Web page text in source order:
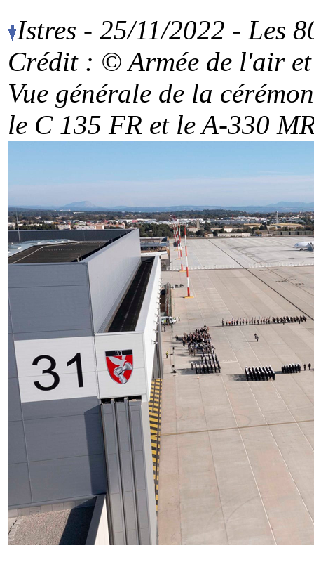
Istres - 25/11/2022 - Les
Crédit : © Armée de l'air
Vue générale de la
le C 135 FR et le A-330